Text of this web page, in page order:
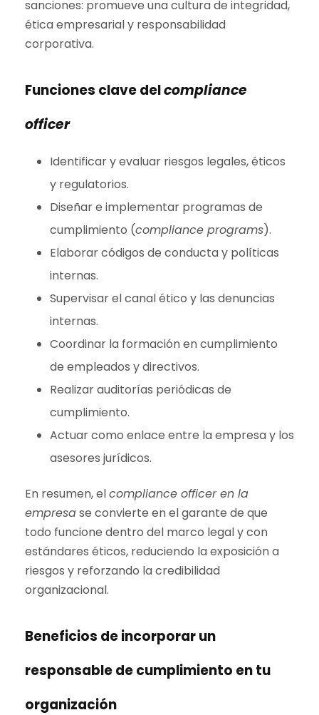
sanciones: promueve una cultura de integridad,
ética empresarial y responsabilidad
corporativa.
Funciones clave delcompliance
officer
Identificar y evaluar riesgos legales, éticos
y regulatorios.
Diseñar e implementar programas de
cumplimiento (compliance programs).
Elaborar códigos de conducta y políticas
internas.
Supervisar el canal ético y las denuncias
internas.
Coordinar la formación en cumplimiento
de empleados y directivos.
Realizar auditorías periódicas de
cumplimiento.
Actuar como enlace entre la empresa y los
asesores jurídicos.
En resumen, elcompliance officer en la
empresase convierte en el garante de que
todo funcione dentro del marco legal y con
estándares éticos, reduciendo la exposición a
riesgos y reforzando la credibilidad
organizacional.
Beneficios de incorporar un
responsable de cumplimiento en tu
organización